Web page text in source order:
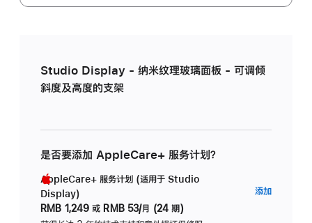
Studio Display - 纳米纹理玻璃面板 - 可调倾
斜度及高度的支架
是否要添加 AppleCare+ 服务计划？
AppleCare+ 服务计划 (适用于 Studio
Display)
RMB 1,249 或 RMB 53/月 (24 期)
添加